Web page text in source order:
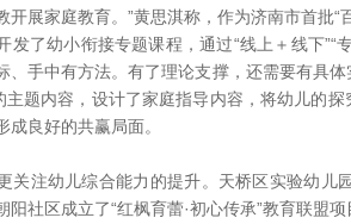
开展家庭教育。”黄思淇称，作为济南市首批“
发了幼小衔接专题课程，通过“线上＋线下”“
、手中有方法。有了理论支撑，还需要有具
主题内容，设计了家庭指导内容，将幼儿的
成良好的共赢局面。
注幼儿综合能力的提升。天桥区实验幼儿
阳社区成立了“红枫育蕾·初心传承”教育联盟